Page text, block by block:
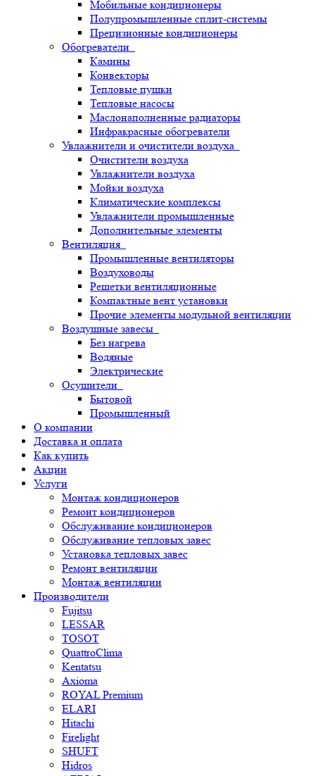
Мобильные кондиционеры
Полупромышленные сплит-системы
Прецизионные кондиционеры
Обогреватели
Камины
Конвекторы
Тепловые пушки
Тепловые насосы
Маслонаполненные радиаторы
Инфракрасные обогреватели
Увлажнители и очистители воздуха
Очистители воздуха
Увлажнители воздуха
Мойки воздуха
Климатические комплексы
Увлажнители промышленные
Дополнительные элементы
Вентиляция
Промышленные вентиляторы
Воздуховоды
Решетки вентиляционные
Компактные вент установки
Прочие элементы модульной вентиляции
Воздушные завесы
Без нагрева
Водяные
Электрические
Осушители
Бытовой
Промышленный
О компании
Доставка и оплата
Как купить
Акции
Услуги
Монтаж кондиционеров
Ремонт кондиционеров
Обслуживание кондиционеров
Обслуживание тепловых завес
Установка тепловых завес
Ремонт вентиляции
Монтаж вентиляции
Производители
Fujitsu
LESSAR
TOSOT
QuattroClima
Kentatsu
Axioma
ROYAL Premium
ELARI
Hitachi
Firelight
SHUFT
Hidros